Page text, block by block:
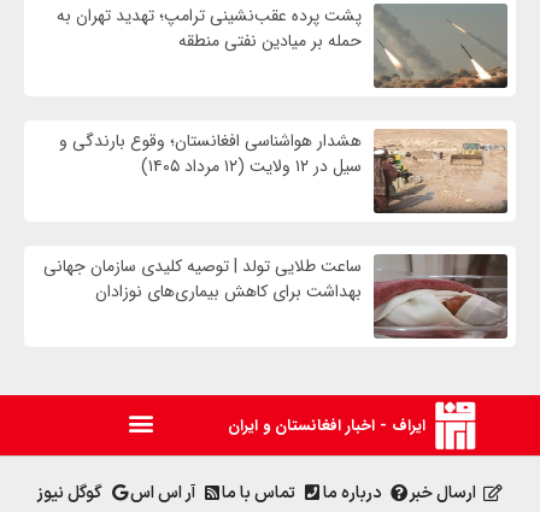
پشت پرده عقب‌نشینی ترامپ؛ تهدید تهران به
حمله بر ميادين نفتی منطقه
هشدار هواشناسی افغانستان؛ وقوع بارندگی و
سیل در ۱۲ ولایت (۱۲ مرداد ۱۴۰۵)
ساعت طلایی تولد | توصیه کلیدی سازمان جهانی
بهداشت برای کاهش بیماری‌های نوزادان
ایراف - اخبار افغانستان و ایران
ارسال خبر درباره ما تماس با ما آر اس اس گوگل نیوز